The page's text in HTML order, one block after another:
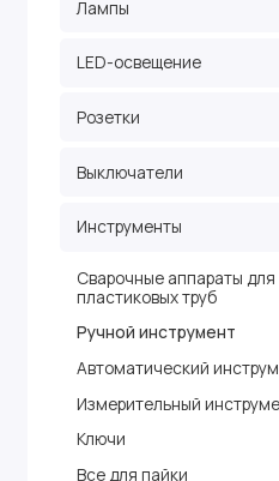
Лампы
LED-освещение
Розетки
Выключатели
Инструменты
Сварочные аппараты для
пластиковых труб
Ручной инструмент
Автоматический
Измерительный
Ключи
Все для пайки